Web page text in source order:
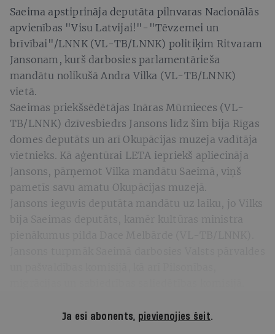
Saeima apstiprināja deputāta pilnvaras Nacionālās
apvienības "Visu Latvijai!"-"Tēvzemei un
brīvībai"/LNNK (VL-TB/LNNK) politiķim Ritvaram
Jansonam, kurš darbosies parlamentārieša
mandātu nolikušā Andra Vilka (VL-TB/LNNK)
vietā.
Saeimas priekšsēdētājas Ināras Mūrnieces (VL-
TB/LNNK) dzīvesbiedrs Jansons līdz šim bija Rīgas
domes deputāts un arī Okupācijas muzeja vadītāja
vietnieks. Kā aģentūrai LETA iepriekš apliecināja
Jansons, pārņemot Vilka mandātu Saeimā, viņš
pametīs savu amatu Okupācijas muzejā.
Jansons ieguvis deputāta mandātu uz laiku, jo Vilks
bija Saeimas deputāts, kamēr kultūras ministra
Ja esi abonents, pievienojies šeit.